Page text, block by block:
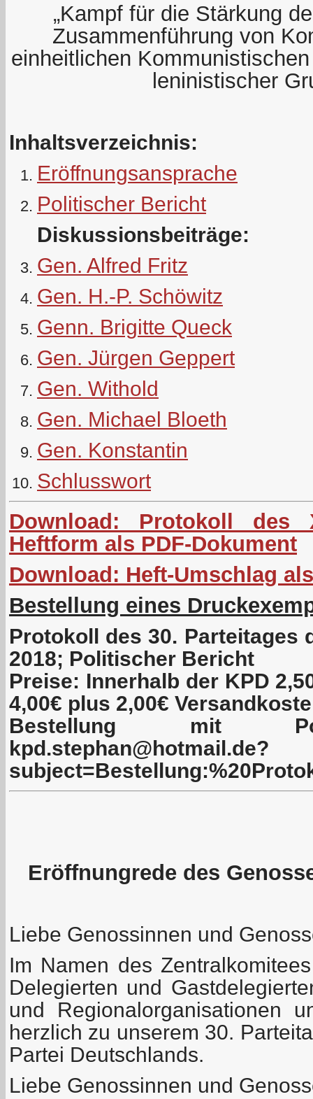
„Kampf für die Stärkung
Zusammenführung von
einheitlichen
leninistischer
Inhaltsverzeichnis:
Eröffnungsansprache
Politischer Bericht
Diskussionsbeiträge:
Gen. Alfred Fritz
Gen. H.-P. Schöwitz
Genn. Brigitte Queck
Gen. Jürgen Geppert
Gen. Withold
Gen. Michael Bloeth
Gen. Konstantin
Schlusswort
Download: Protokoll des
Heftform als PDF-Dokument
Download: Heft-Umschlag
Bestellung eines
Protokoll des 30. Parteitages
2018; Politischer Bericht
Preise: Innerhalb der KPD
4,00€ plus 2,00€
Bestellung mit
kpd.stephan@hotmail.de?
Eröffnungrede des
Liebe Genossinnen und
Im Namen des
Delegierten und
und Regionalorganisationen
herzlich zu unserem 30.
Partei Deutschlands.
Liebe Genossinnen und